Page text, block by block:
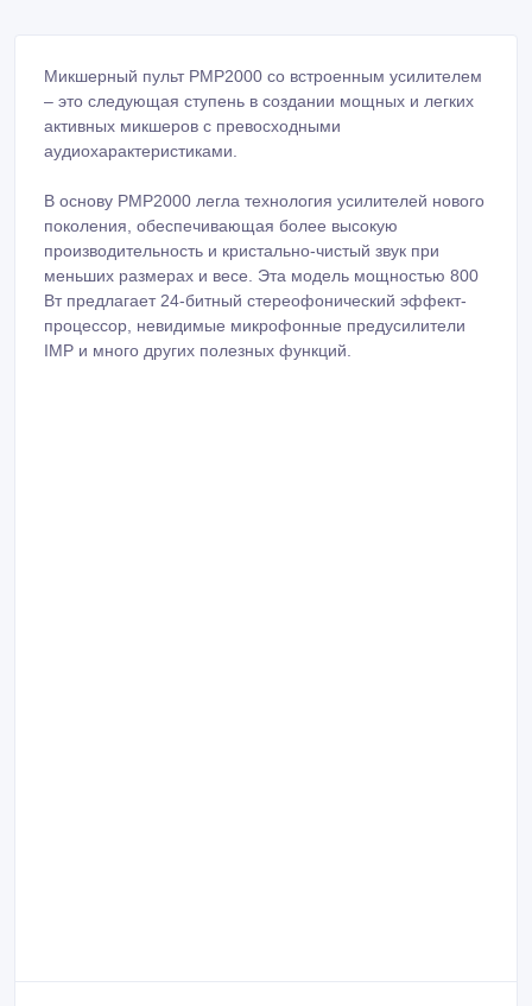
Микшерный пульт PMP2000 со встроенным усилителем
– это следующая ступень в создании мощных и легких
активных микшеров с превосходными
аудиохарактеристиками.
В основу PMP2000 легла технология усилителей нового
поколения, обеспечивающая более высокую
производительность и кристально-чистый звук при
меньших размерах и весе. Эта модель мощностью 800
Вт предлагает 24-битный стереофонический эффект-
процессор, невидимые микрофонные предусилители
IMP и много других полезных функций.